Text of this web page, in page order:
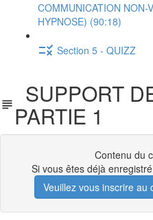
COMMUNICATION NON-
HYPNOSE) (90:18)
Section 5 - QUIZZ
SUPPORT
PARTIE 1
Contenu du
Si vous êtes déjà enregistré
Veuillez vous inscrire